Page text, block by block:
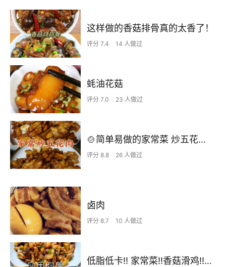
这样做的香菇排骨真的太香了！
评分 7.4 14 人做过
蚝油花菇
评分 7.0 23 人做过
🍲简单易做的家常菜 炒五花肉 超级下饭🍚
评分 8.8 26 人做过
卤肉
评分 8.7 10 人做过
低脂低卡‼️ 家常菜‼️香菇滑鸡‼️好吃到停不下来